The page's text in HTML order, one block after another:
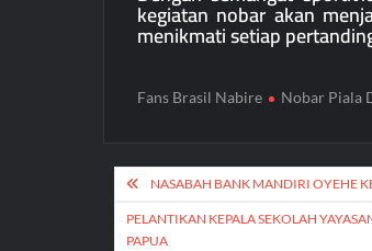
kegiatan nobar akan
menikmati setiap
Fans Brasil Nabire Nobar Piala
Navigasi
pos
NASABAH BANK MANDIRI OYEHE
PELANTIKAN KEPALA SEKOLAH
PAPUA